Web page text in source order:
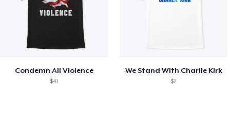
Condemn All Violence
$41
We Stand With Charlie Kirk
$7